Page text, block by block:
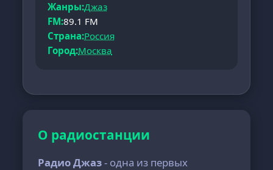
Жанры:Джаз
FM:89.1 FM
Страна:Россия
Город:Москва
О радиостанции
Радио Джаз- одна из первых